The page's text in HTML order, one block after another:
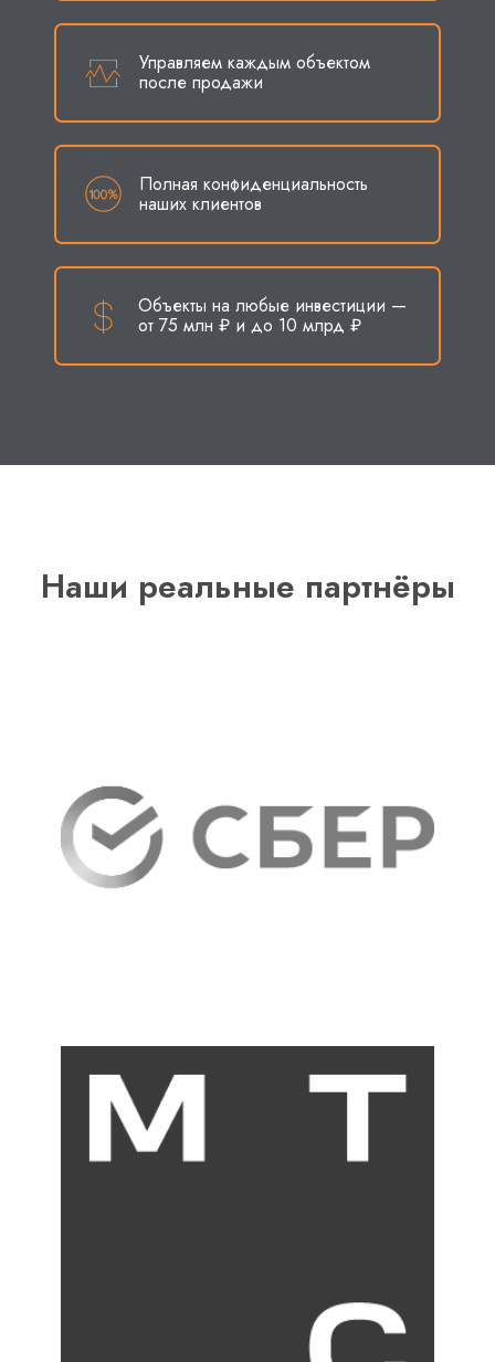
Объекты на любые инвестиции —
от 75 млн ₽ и до 10 млрд ₽
Полная конфиденциальность
наших клиентов
Управляем каждым объектом
после продажи
Наши реальные партнёры